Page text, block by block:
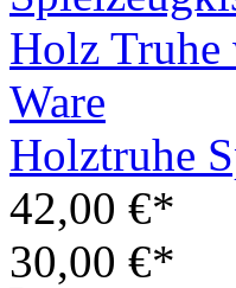
Holztruhe
42,00 €*
30,00 €*